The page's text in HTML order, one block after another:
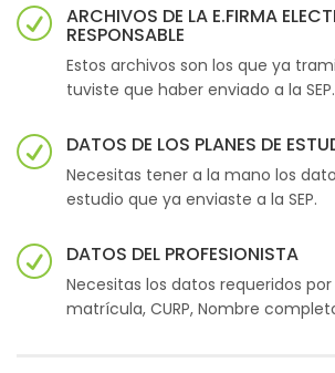
ARCHIVOS DE LA E.FIRMA
RESPONSABLE
Estos archivos son los que ya
tuviste que haber enviado a la SEP.
DATOS DE LOS PLANES DE
Necesitas tener a la mano los
estudio que ya enviaste a la SEP.
DATOS DEL PROFESIONISTA
Necesitas los datos requeridos por
matrícula, CURP, Nombre